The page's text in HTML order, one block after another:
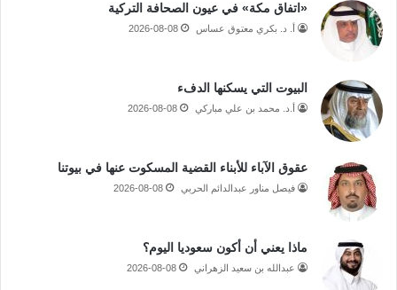
«اتفاق مكة» في عيون الصحافة التركية
أ. د. بكري معتوق عساس 2026-08-08
البيوت التي يسكنها الدفء
أ.د. محمد بن علي مباركي 2026-08-08
عقوق الآباء للأبناء القضية المسكوت عنها في بيوتنا
فيصل مناور عبدالدائم الحربي 2026-08-08
ماذا يعني أن أكون سعوديا اليوم؟
عبدالله بن سعيد الزهراني 2026-08-08